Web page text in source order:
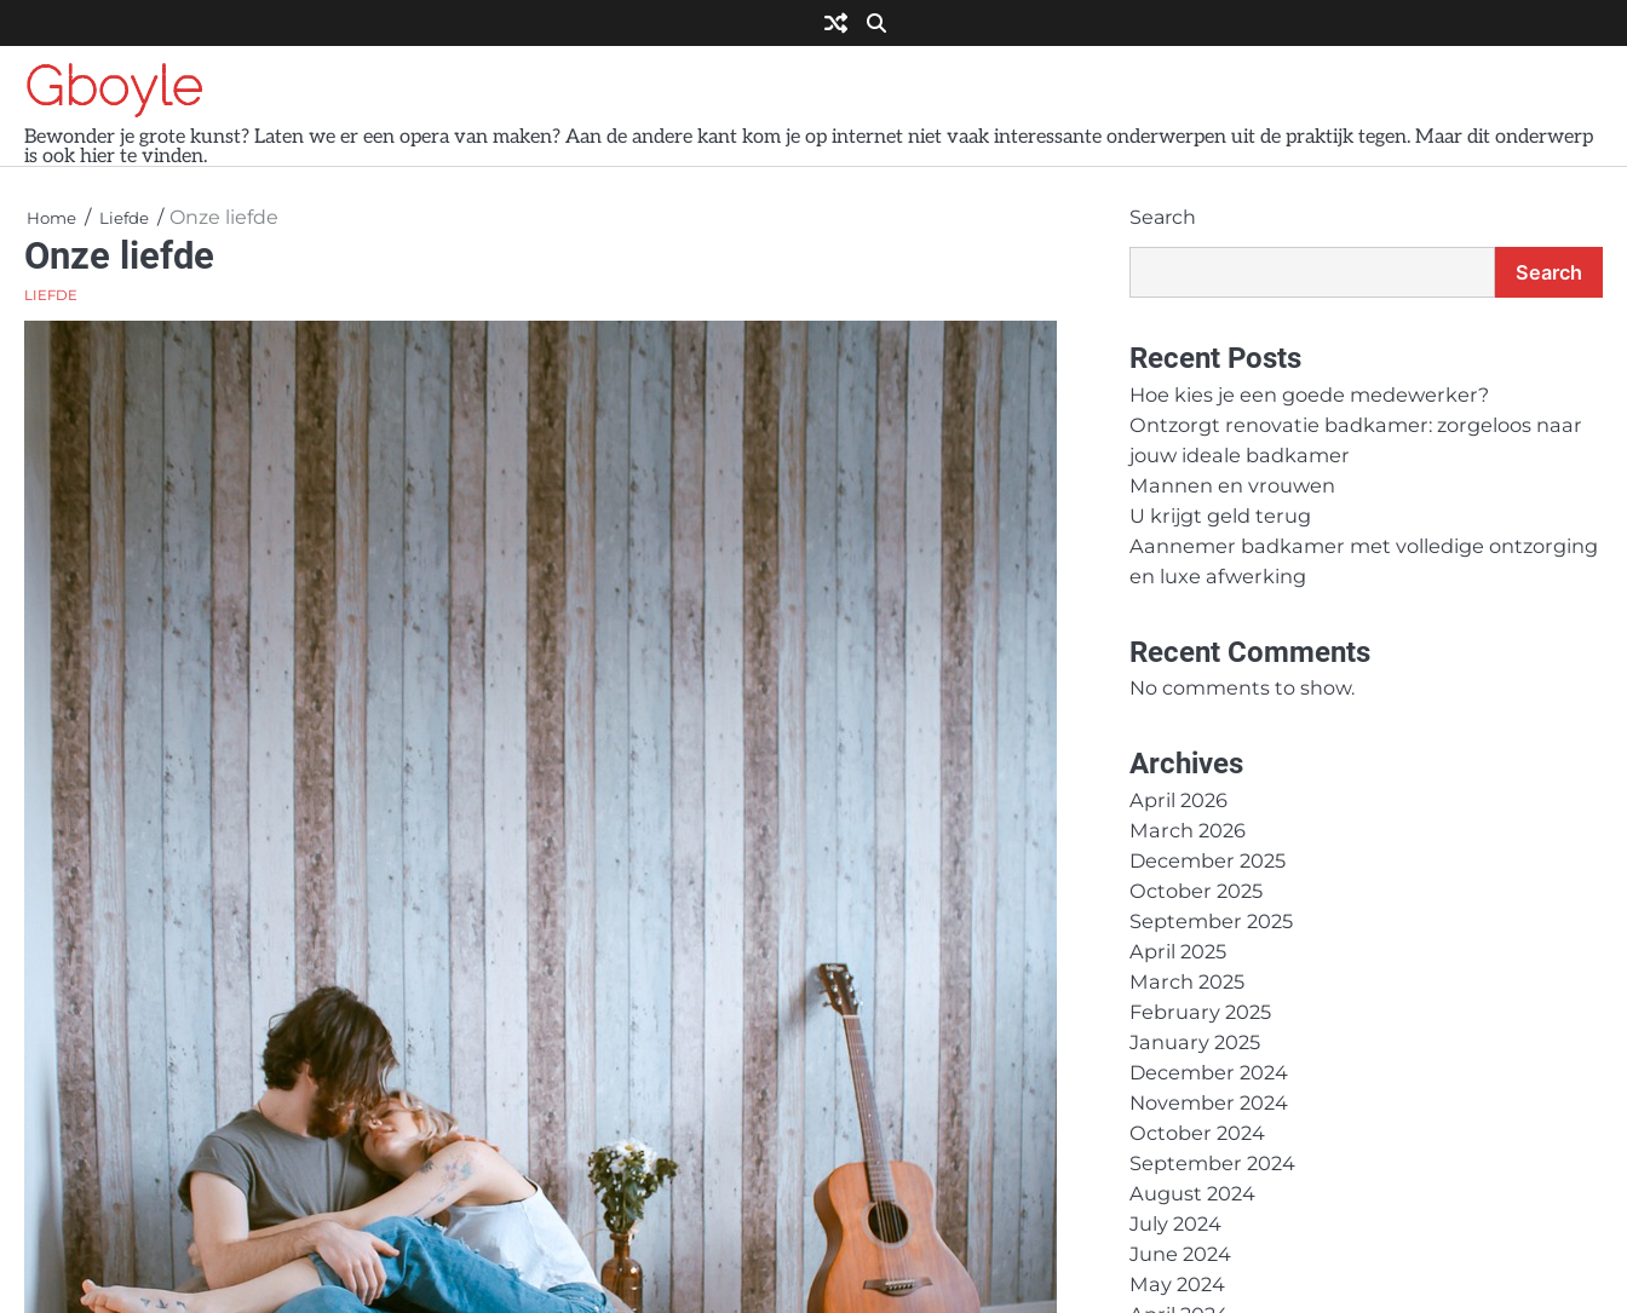
to
content
Gboyle
Bewonder je grote kunst? Laten we er een opera van maken? Aan de andere kant kom je op internet niet vaak interessante onderwerpen uit de praktijk tegen. Maar dit onderwerp
is ook hier te vinden.
Home Liefde Onze liefde
Onze liefde
LIEFDE
Search
Search
Recent Posts
Hoe kies je een goede medewerker?
Ontzorgt renovatie badkamer: zorgeloos naar
jouw ideale badkamer
Mannen en vrouwen
U krijgt geld terug
Aannemer badkamer met volledige ontzorging
en luxe afwerking
Recent Comments
No comments to show.
Archives
April 2026
March 2026
December 2025
October 2025
September 2025
April 2025
March 2025
February 2025
January 2025
December 2024
November 2024
October 2024
September 2024
August 2024
July 2024
June 2024
May 2024